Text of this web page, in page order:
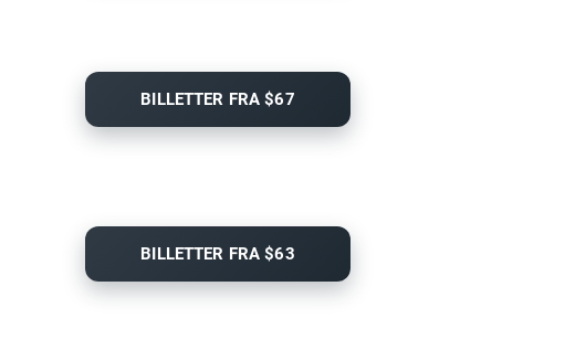
BILLETTER FRA $67
BILLETTER FRA $63